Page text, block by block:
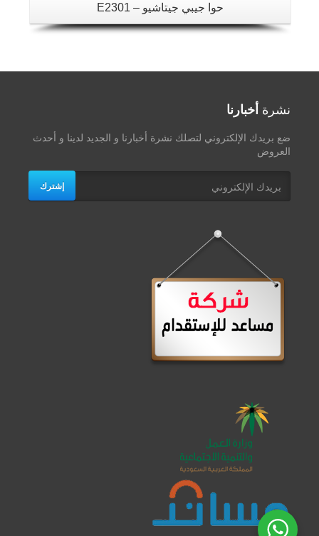
حوا جيبي جيتاشيو – E2301
نشرة أخبارنا
ضع بريدك الإلكتروني لتصلك نشرة أخبارنا و الجديد لدينا و أحدث
العروض
إشترك